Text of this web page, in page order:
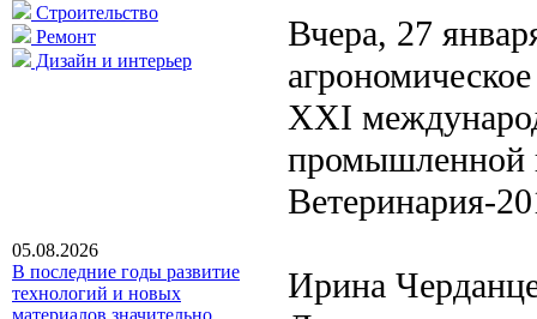
Строительство
Ремонт
Дизайн и интерьер
05.08.2026
В последние годы развитие
технологий и новых
материалов значительно
Вчера, 27
XXI
промышленной
Ветеринария-
Ирина